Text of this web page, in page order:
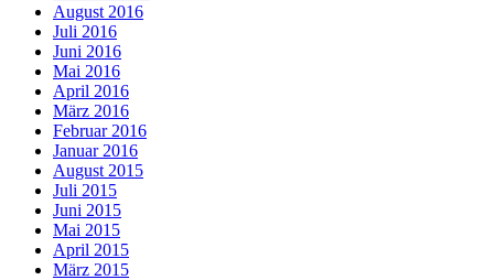
August 2016
Juli 2016
Juni 2016
Mai 2016
April 2016
März 2016
Februar 2016
Januar 2016
August 2015
Juli 2015
Juni 2015
Mai 2015
April 2015
März 2015